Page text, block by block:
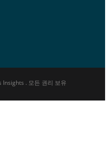
. 모든 권리 보유